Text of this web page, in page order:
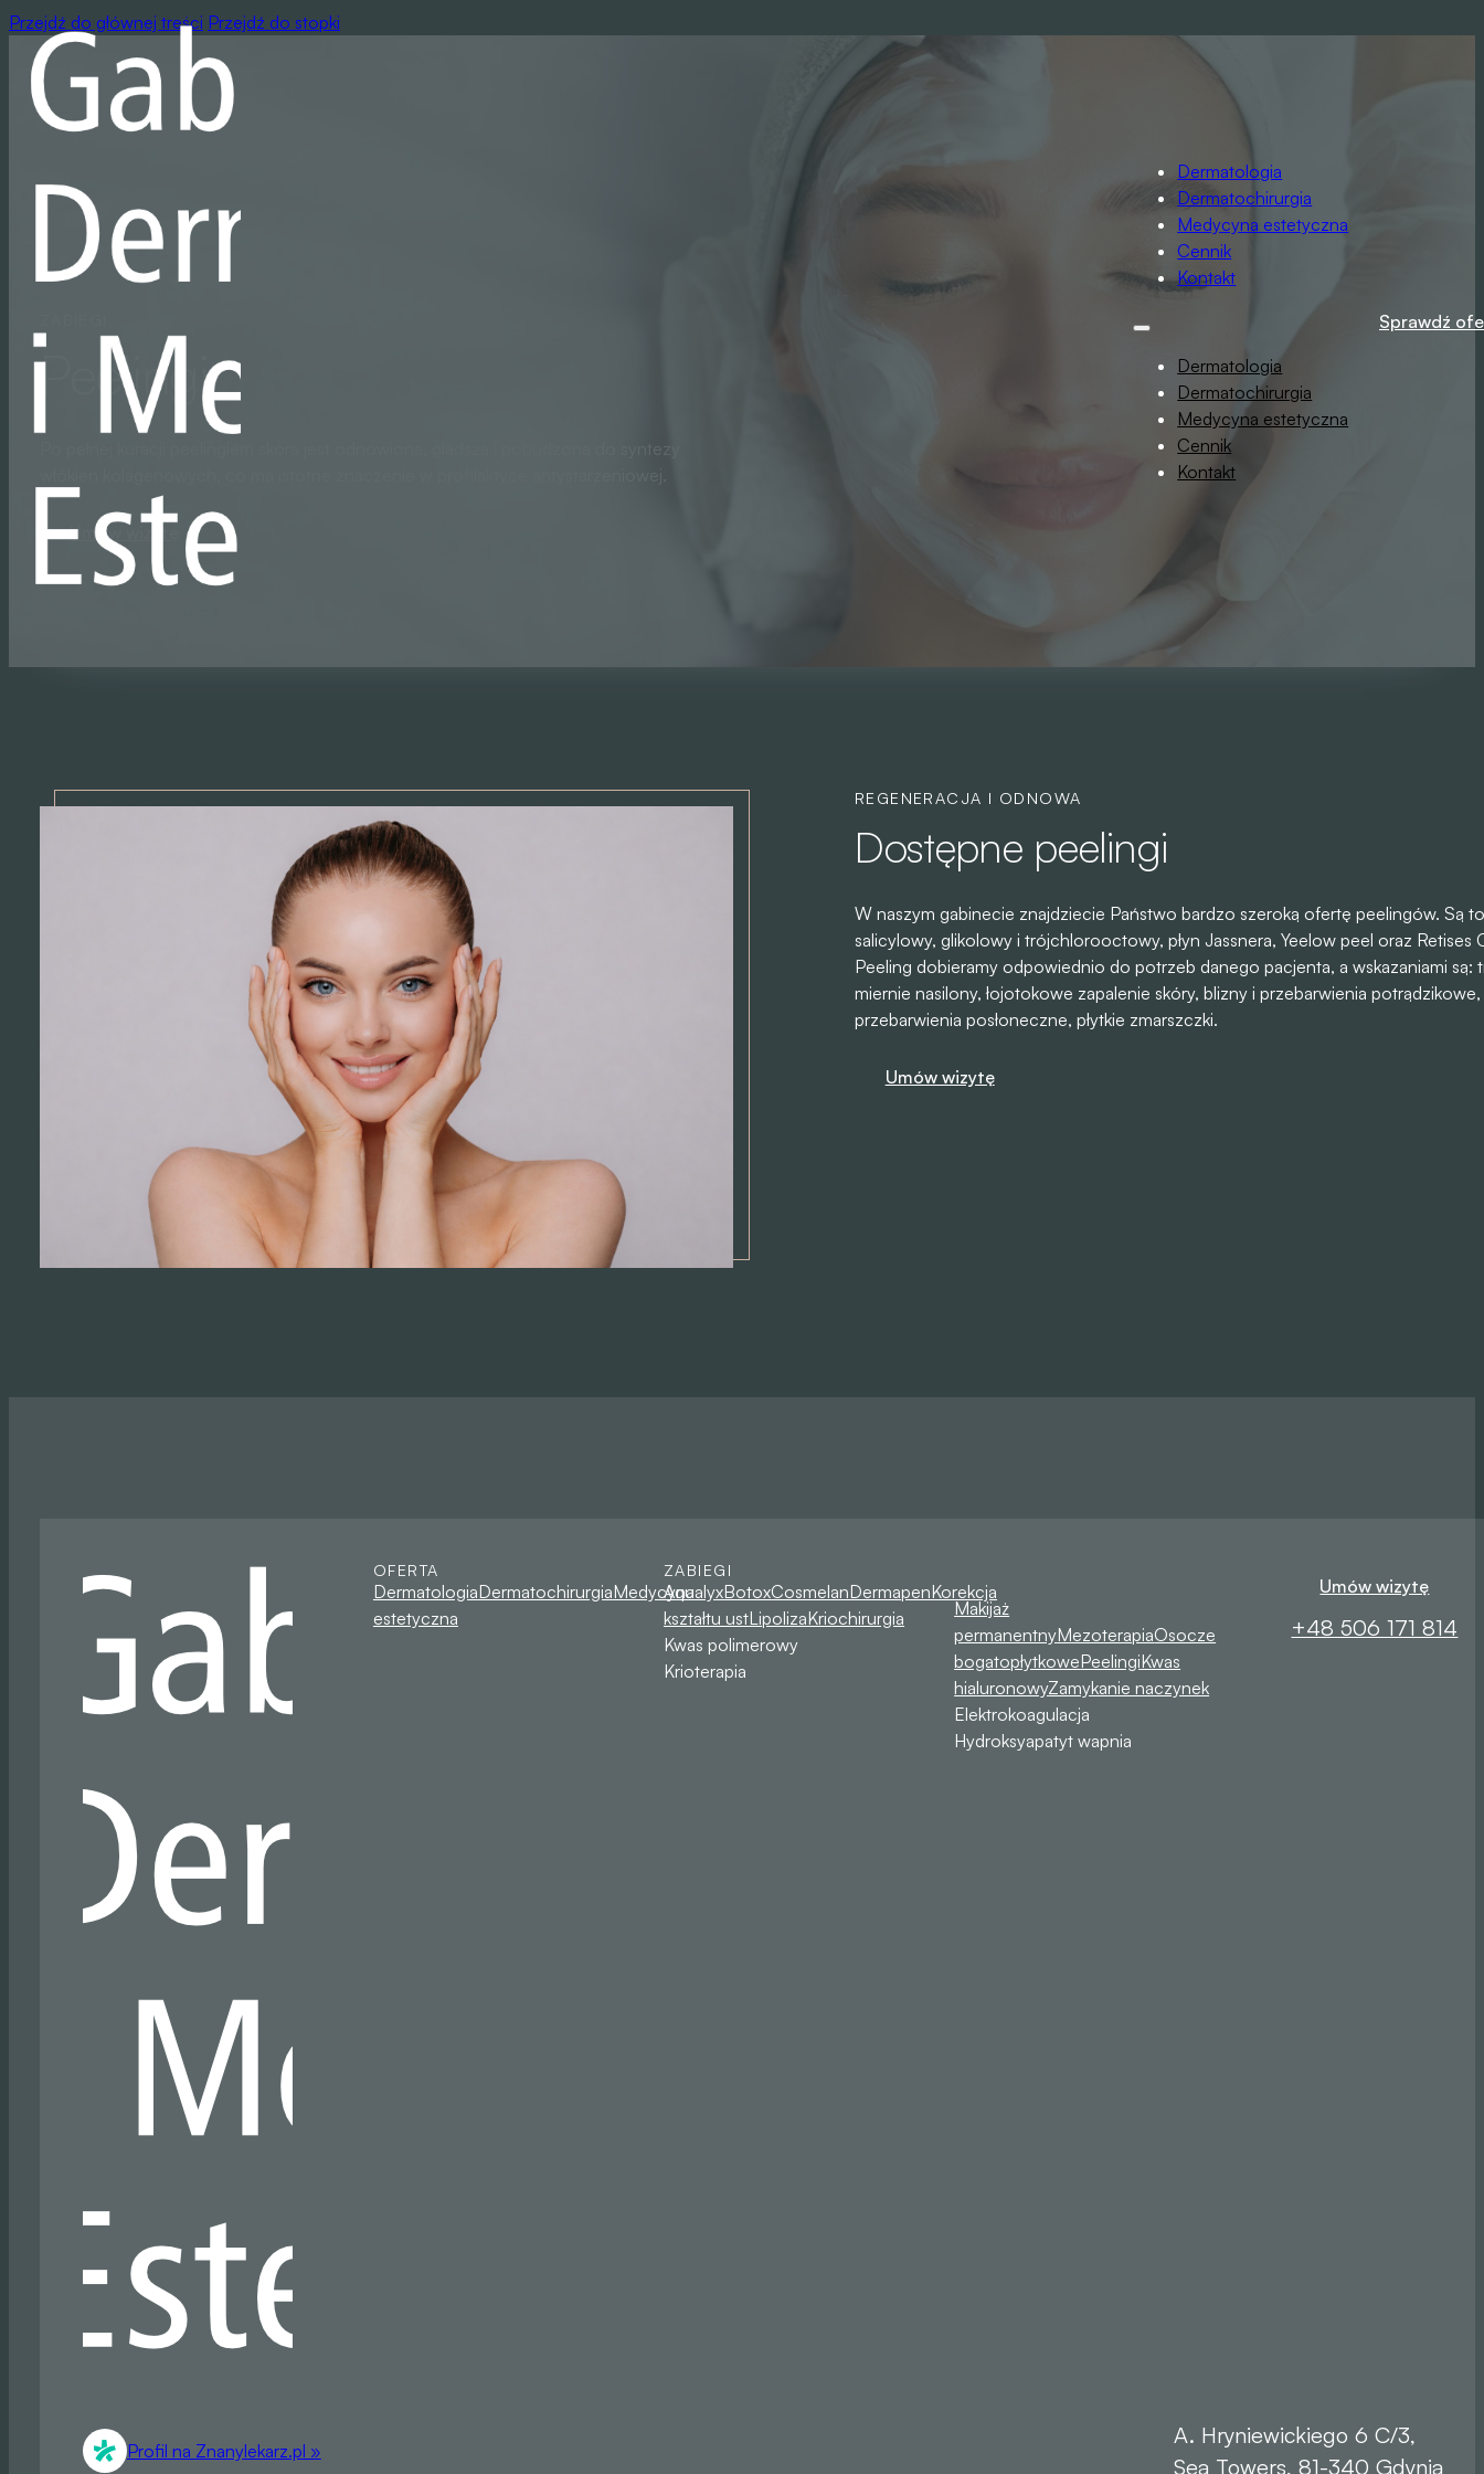
Przejdź do głównej treści Przejdź do stopki
Dermatologia
Dermatochirurgia
Medycyna estetyczna
Cennik
Kontakt
Dermatologia
Dermatochirurgia
Medycyna estetyczna
Cennik
Kontakt
Sprawdź
Peelingi
Po pełnej kuracji peelingiem skóra jest odnowiona, gładsza i pobudzona do syntezy
Umów wizytę
REGENERACJA I ODNOWA
Dostępne peelingi
W naszym gabinecie znajdziecie Państwo bardzo szeroką ofertę peelingów. Są
salicylowy, glikolowy i trójchlorooctowy, płyn Jassnera, Yeelow peel oraz Retises
Peeling dobieramy odpowiednio do potrzeb danego pacjenta, a wskazaniami są:
miernie nasilony, łojotokowe zapalenie skóry, blizny i przebarwienia potrądzikowe,
przebarwienia posłoneczne, płytkie zmarszczki.
Umów wizytę
OFERTA
DermatologiaDermatochirurgiaMedycyna
estetyczna
ZABIEGI
AqualyxBotoxCosmelanDermapenKorekcja
kształtu ustLipolizaKriochirurgia
Kwas polimerowy
Krioterapia
Makijaż
permanentnyMezoterapiaOsocze
bogatopłytkowePeelingiKwas
hialuronowyZamykanie naczynek
Elektrokoagulacja
Hydroksyapatyt wapnia
Umów wizytę
+48 506 171 814
Profil na Znanylekarz.pl »
A. Hryniewickiego 6 C/3,
Sea Towers, 81-340 Gdynia